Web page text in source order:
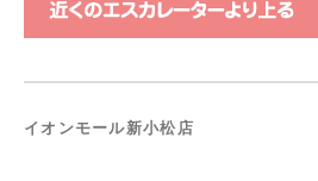
イオンモール新小松店